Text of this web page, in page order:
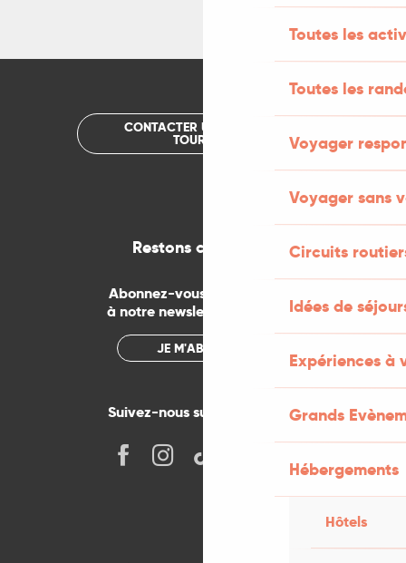
Toutes les
Toutes les
Voyager
Voyager sans
Circuits
Idées de
Expériences à
Grands
Hébergements
Hôtels
CONTACTER UN OFFICE DE
TOURISME
Restons connectés
Abonnez-vous gratuitement
à notre newsletter mensuelle
JE M'ABONNE
Suivez-nous sur les réseaux !